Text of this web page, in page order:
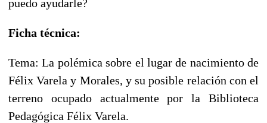
puedo ayudarle?
Ficha técnica:
Tema: La polémica sobre el lugar de nacimiento de
Félix Varela y Morales, y su posible relación con el
terreno ocupado actualmente por la Biblioteca
Pedagógica Félix Varela.